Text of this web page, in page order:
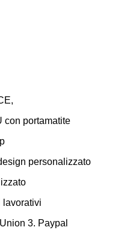
con portamatite
personalizzato
lavorativi
3. Paypal